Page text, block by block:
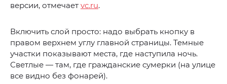
версии, отмечает vc.ru.
Включить слой просто: надо выбрать кнопку в
правом верхнем углу главной страницы. Темные
участки показывают места, где наступила ночь.
Светлые — там, где гражданские сумерки (на улице
все видно без фонарей).